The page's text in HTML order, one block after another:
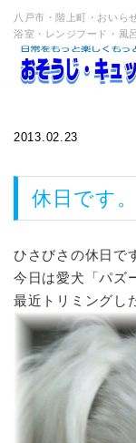
八戸市・階上町・おいら
浴室・レンジフード・風
2013.02.23
休日です。
ひさびさの休日で
今日は愛犬「パズ
最近トリミングし